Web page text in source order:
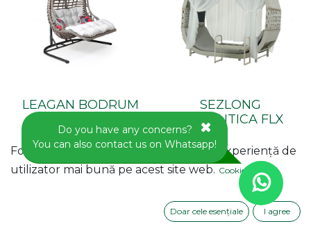
LEAGAN BODRUM
SEZLONG
ROMANTICA FLX
Available by pre-order
Folosim cookie-uri pentru a vă oferi o experiență de
utilizator mai bună pe acest site web. Cookie Policy
Doar cele esențiale I agree
Do you have any concerns?
You can also contact us on Whatsapp!